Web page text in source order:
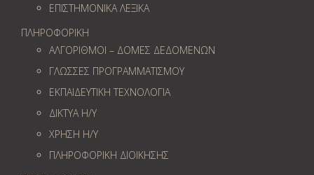
ΕΠΙΣΤΗΜΟΝΙΚΑ ΛΕΞΙΚΑ
ΠΛΗΡΟΦΟΡΙΚΗ
ΑΛΓΟΡΙΘΜΟΙ – ΔΟΜΕΣ ΔΕΔΟΜΕΝΩΝ
ΓΛΩΣΣΕΣ ΠΡΟΓΡΑΜΜΑΤΙΣΜΟΥ
ΕΚΠΑΙΔΕΥΤΙΚΗ ΤΕΧΝΟΛΟΓΙΑ
ΔΙΚΤΥΑ Η/Υ
ΧΡΗΣΗ Η/Υ
ΠΛΗΡΟΦΟΡΙΚΗ ΔΙΟΙΚΗΣΗΣ